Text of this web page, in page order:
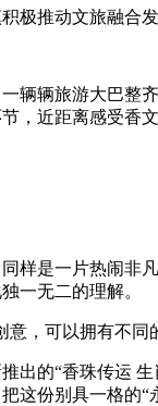
极推动文旅融合
辆辆旅游大巴整
，近距离感受香文
样是一片热闹非
一无二的理解。
意，可以拥有不
出的“香珠传运
这份别具一格的“